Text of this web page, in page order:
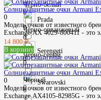
Prada
0
Serengeti
0
Swarovski
0
Чёрно-белый
0
Чёрно-орванжевый
0
Чёрно-серый
0
Чёрный
0
Солнцезащитные очки Armani
0
Модель очков от известного
Exchange AX 4029-800411 - это
14 800 ₽
В корзину
Солнцезащитные очки Armani
0
Модель очков от известного
Exchange AX4105-82985G - это